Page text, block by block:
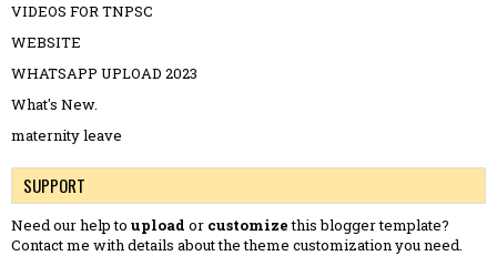
VIDEOS FOR TNPSC
WEBSITE
WHATSAPP UPLOAD 2023
What's New.
maternity leave
SUPPORT
Need our help to upload or customizethis blogger template?
Contact me with details about the theme customization you need.